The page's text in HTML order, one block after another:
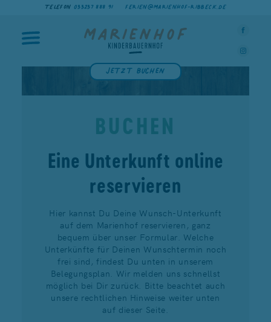
TELEFON 033237 888 91 FERIEN@MARIENHOF-RIBBECK.DE
Jetzt buchen
BUCHEN
Eine Unterkunft online
reservieren
Hier kannst Du Deine Wunsch-Unterkunft
auf dem Marienhof reservieren, ganz
bequem über unser Formular. Welche
Unterkünfte für Deinen Wunschtermin noch
frei sind, findest Du unten in unserem
Belegungsplan. Wir melden uns schnellst
möglich bei Dir zurück. Bitte beachtet auch
unsere rechtlichen Hinweise weiter unten
auf dieser Seite.